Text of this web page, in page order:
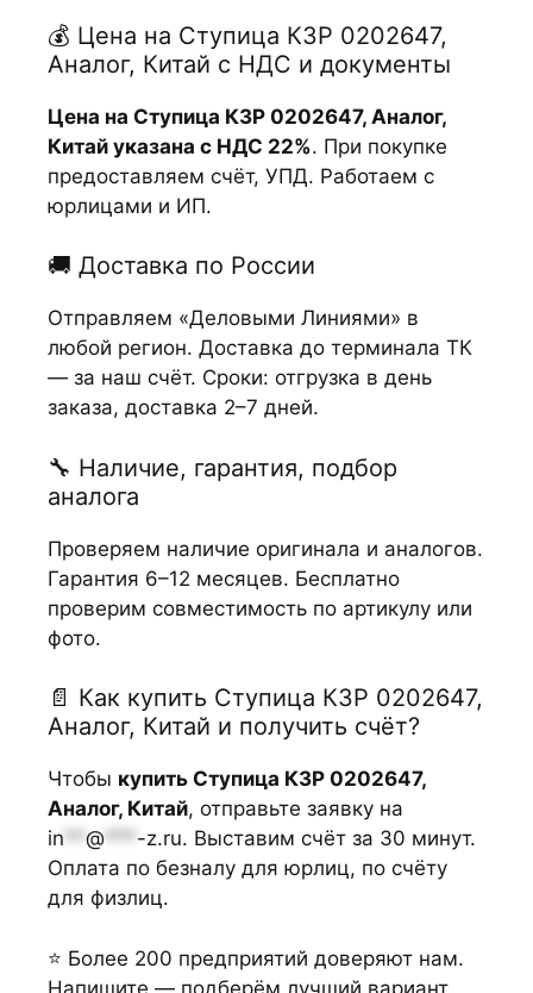
💰 Цена на Ступица КЗР 0202647,
Аналог, Китай с НДС и документы
Цена на Ступица КЗР 0202647, Аналог,
Китай указана с НДС 22%. При покупке
предоставляем счёт, УПД. Работаем с
юрлицами и ИП.
🚚 Доставка по России
Отправляем «Деловыми Линиями» в
любой регион. Доставка до терминала ТК
— за наш счёт. Сроки: отгрузка в день
заказа, доставка 2–7 дней.
🔧 Наличие, гарантия, подбор
аналога
Проверяем наличие оригинала и аналогов.
Гарантия 6–12 месяцев. Бесплатно
проверим совместимость по артикулу или
фото.
📄 Как купить Ступица КЗР 0202647,
Аналог, Китай и получить счёт?
Чтобы купить Ступица КЗР 0202647,
Аналог, Китай, отправьте заявку на
in **@ *** -z.ru. Выставим счёт за 30 минут.
Оплата по безналу для юрлиц, по счёту
для физлиц.
⭐ Более 200 предприятий доверяют нам.
Напишите — подберём лучший вариант.